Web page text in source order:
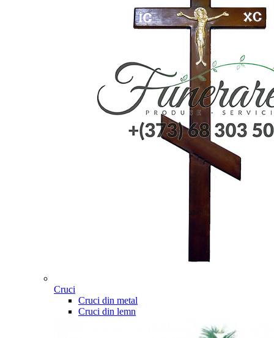
Cruci
Cruci din metal
Cruci din lemn